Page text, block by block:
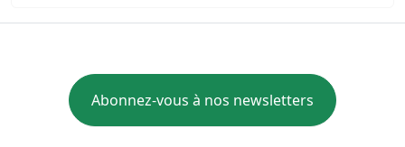
Abonnez-vous à nos newsletters